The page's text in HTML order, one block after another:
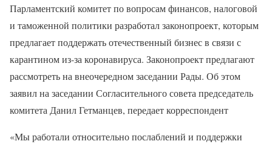
Парламентский комитет по вопросам финансов, налоговой
и таможенной политики разработал законопроект, которым
предлагает поддержать отечественный бизнес в связи с
карантином из-за коронавируса. Законопроект предлагают
рассмотреть на внеочередном заседании Рады. Об этом
заявил на заседании Согласительного совета председатель
комитета Данил Гетманцев, передает корреспондент
«Мы работали относительно послаблений и поддержки